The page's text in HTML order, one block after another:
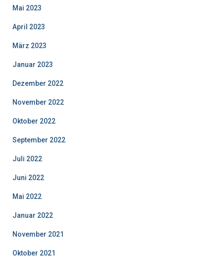
Mai 2023
April 2023
März 2023
Januar 2023
Dezember 2022
November 2022
Oktober 2022
September 2022
Juli 2022
Juni 2022
Mai 2022
Januar 2022
November 2021
Oktober 2021